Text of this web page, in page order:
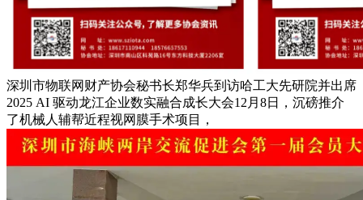
深圳市物联网财产协会秘书长郑华兵到访哈工大先研院并出席
2025 AI 驱动龙江企业数实融合成长大会12月8日，沉磅推介
了机械人辅帮近程视网膜手术项目，